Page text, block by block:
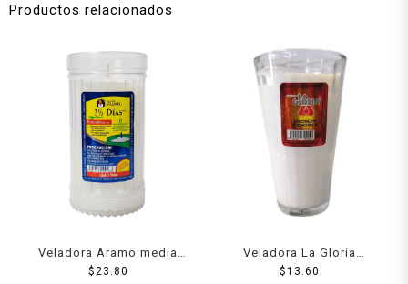
Productos relacionados
Veladora Aramo media
semana 1 pza
$ 23.80
Veladora La Gloria
Limonero
$13.60